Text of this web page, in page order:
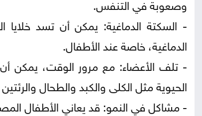
- السكتة الدماغية: يمكن أن تسد خلايا
الدماغية، خاصة عند الأطفال.
- تلف الأعضاء: مع مرور الوقت، يمكن
الحيوية مثل الكلى والكبد والطحال
- مشاكل في النمو: قد يعاني الأطفال